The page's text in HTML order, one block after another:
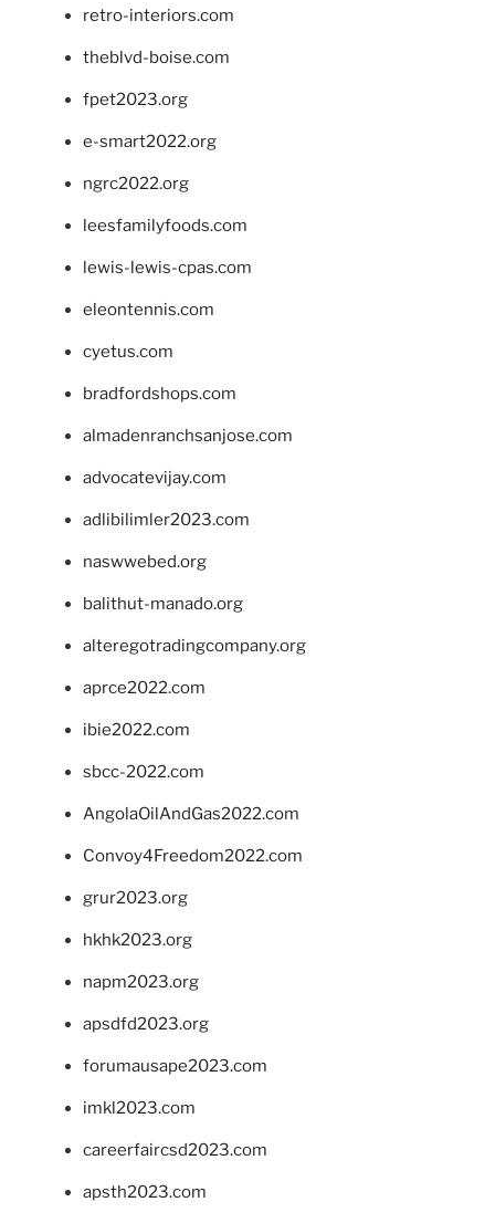
retro-interiors.com
theblvd-boise.com
fpet2023.org
e-smart2022.org
ngrc2022.org
leesfamilyfoods.com
lewis-lewis-cpas.com
eleontennis.com
cyetus.com
bradfordshops.com
almadenranchsanjose.com
advocatevijay.com
adlibilimler2023.com
naswwebed.org
balithut-manado.org
alteregotradingcompany.org
aprce2022.com
ibie2022.com
sbcc-2022.com
AngolaOilAndGas2022.com
Convoy4Freedom2022.com
grur2023.org
hkhk2023.org
napm2023.org
apsdfd2023.org
forumausape2023.com
imkl2023.com
careerfaircsd2023.com
apsth2023.com